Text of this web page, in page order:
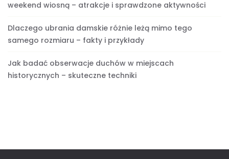
weekend wiosną – atrakcje i sprawdzone aktywności
Dlaczego ubrania damskie różnie leżą mimo tego
samego rozmiaru – fakty i przykłady
Jak badać obserwacje duchów w miejscach
historycznych – skuteczne techniki